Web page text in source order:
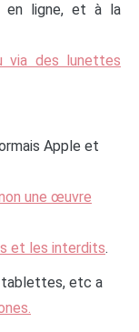
en ligne, et à la
via des lunettes
Apple et
une œuvre
et les interdits.
tablettes, etc a